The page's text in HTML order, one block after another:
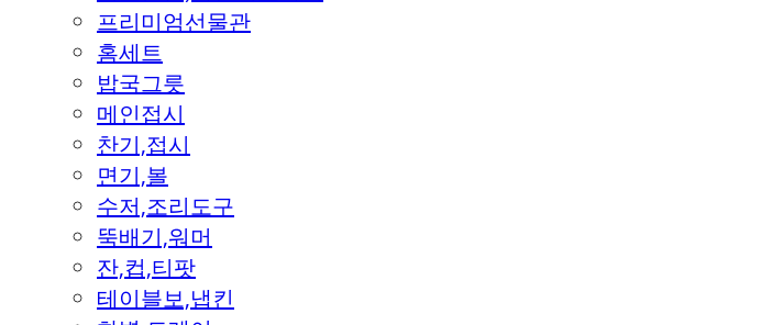
프리미엄선물관
홈세트
밥국그릇
메인접시
찬기,접시
면기,볼
수저,조리도구
뚝배기,워머
잔,컵,티팟
테이블보,냅킨